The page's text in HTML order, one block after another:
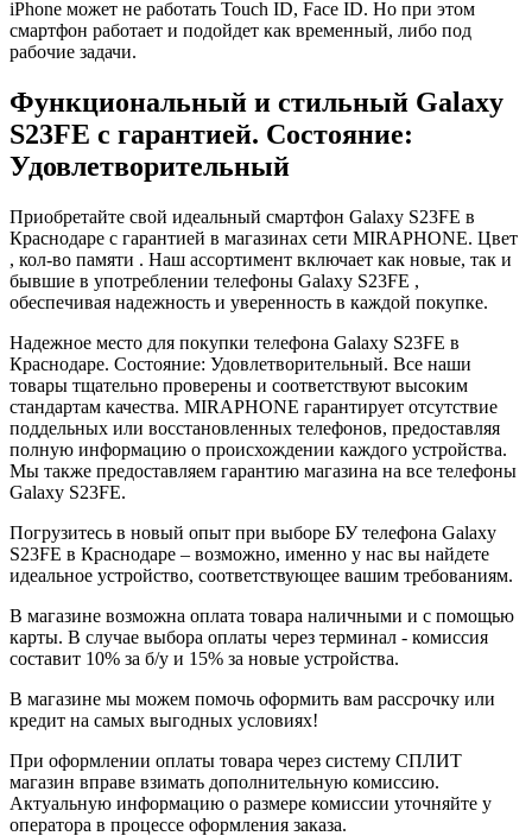
iPhone может не работать Touch ID, Face ID. Но при этом
смартфон работает и подойдет как временный, либо под
рабочие задачи.
Функциональный и стильный Galaxy
S23FE с гарантией. Состояние:
Удовлетворительный
Приобретайте свой идеальный смартфон Galaxy S23FE в
Краснодаре с гарантией в магазинах сети MIRAPHONE. Цвет
, кол-во памяти . Наш ассортимент включает как новые, так и
бывшие в употреблении телефоны Galaxy S23FE ,
обеспечивая надежность и уверенность в каждой покупке.
Надежное место для покупки телефона Galaxy S23FE в
Краснодаре. Состояние: Удовлетворительный. Все наши
товары тщательно проверены и соответствуют высоким
стандартам качества. MIRAPHONE гарантирует отсутствие
поддельных или восстановленных телефонов, предоставляя
полную информацию о происхождении каждого устройства.
Мы также предоставляем гарантию магазина на все телефоны
Galaxy S23FE.
Погрузитесь в новый опыт при выборе БУ телефона Galaxy
S23FE в Краснодаре – возможно, именно у нас вы найдете
идеальное устройство, соответствующее вашим требованиям.
В магазине возможна оплата товара наличными и с помощью
карты. В случае выбора оплаты через терминал - комиссия
составит 10% за б/у и 15% за новые устройства.
В магазине мы можем помочь оформить вам рассрочку или
кредит на самых выгодных условиях!
При оформлении оплаты товара через систему СПЛИТ
магазин вправе взимать дополнительную комиссию.
Актуальную информацию о размере комиссии уточняйте у
оператора в процессе оформления заказа.